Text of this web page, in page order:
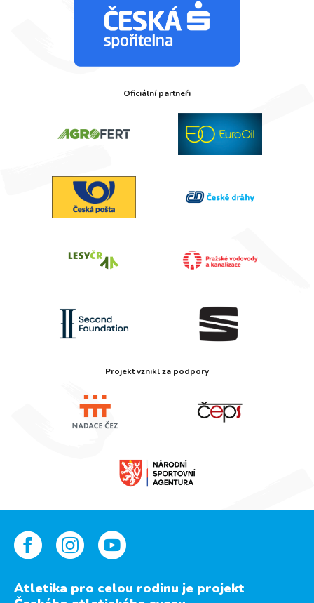
Oficiální partneři
Projekt vznikl za podpory
Atletika pro celou rodinu je projekt